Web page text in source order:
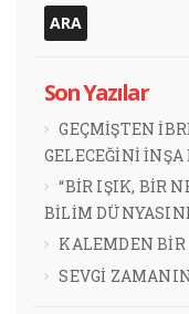
Son Yazılar
GEÇMİŞTEN
GELECEĞİNİ İNŞA
“BİR IŞIK, BİR
BİLİM
KALEMDEN
SEVGİ